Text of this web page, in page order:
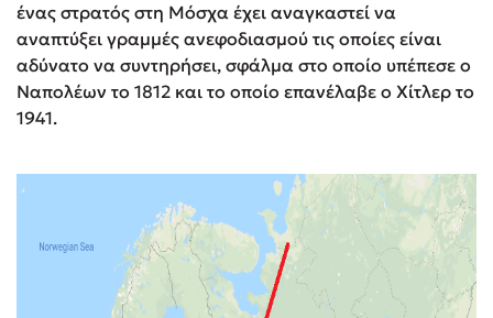
ένας στρατός στη Μόσχα έχει αναγκαστεί να
αναπτύξει γραμμές ανεφοδιασμού τις οποίες είναι
αδύνατο να συντηρήσει, σφάλμα στο οποίο υπέπεσε ο
Ναπολέων το 1812 και το οποίο επανέλαβε ο Χίτλερ το
1941.